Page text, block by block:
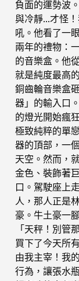
負面的運勢波
與冷靜…才怪
吼。他看了一
兩年的禮物：
的音樂盒。他
就是純度最高
銅齒輪音樂盒
器」的輸入口
的燈光開始瘋
極致純粹的單
器的頂部，一
天空。然而，
金色、裝飾著
口。駕駛座上
人，那人正是
豪。牛土豪一
「天秤！別管
買下了今天所
由我主宰！我
行為，讓張水